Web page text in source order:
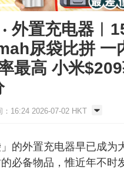
外置充电器
尿袋比拼 一
最高 小米
：16:24 2026-07-02 HKT
的外置充电器早已成为
必备物品，惟近年不时